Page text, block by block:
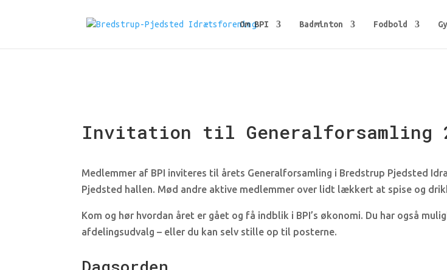
Om BPI Badminton Fodbold
Invitation til Generalforsamling
Medlemmer af BPI inviteres til årets Generalforsamling i Bredstrup Pjedsted
Pjedsted hallen. Mød andre aktive medlemmer over lidt lækkert at spise og
Kom og hør hvordan året er gået og få indblik i BPI’s økonomi. Du har også
afdelingsudvalg – eller du kan selv stille op til posterne.